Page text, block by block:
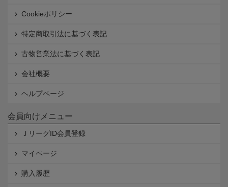
Cookieポリシー
特定商取引法に基づく表記
古物営業法に基づく表記
会社概要
ヘルプページ
会員向けメニュー
ＪリーグID会員登録
マイページ
購入履歴